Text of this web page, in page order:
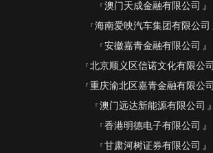
澳门天成金融有限公司
海南爱映汽车集团有限公司
安徽嘉青金融有限公司
北京顺义区信诺文化有限公司
重庆渝北区嘉青金融有限公司
澳门远达新能源有限公司
香港明德电子有限公司
甘肃河树证券有限公司